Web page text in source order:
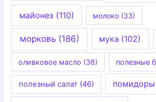
майонез(110) молоко (33)
морковь(186) мука (102)
оливковое масло (38) полезные
полезный салат(46) помидоры